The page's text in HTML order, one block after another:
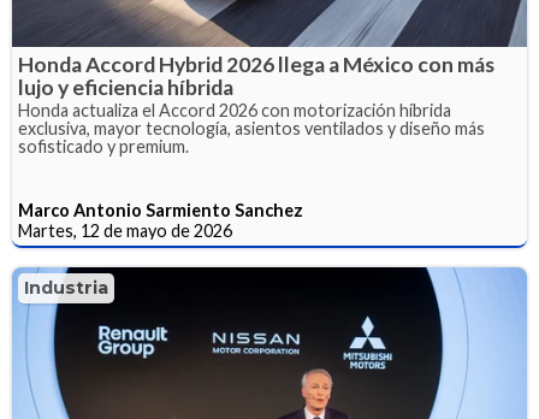
Honda Accord Hybrid 2026 llega a México con más
lujo y eficiencia híbrida
Honda actualiza el Accord 2026 con motorización híbrida
exclusiva, mayor tecnología, asientos ventilados y diseño más
sofisticado y premium.
Marco Antonio Sarmiento Sanchez
Martes, 12 de mayo de 2026
Industria